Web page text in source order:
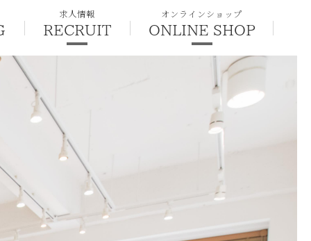
求人情報
RECRUIT
オンラインショップ
ONLINE SHOP